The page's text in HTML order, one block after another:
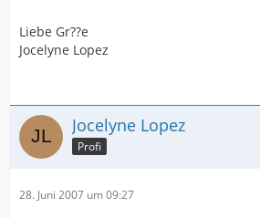
Liebe Gr??e
Jocelyne Lopez
Jocelyne Lopez
Profi
28. Juni 2007 um 09:27